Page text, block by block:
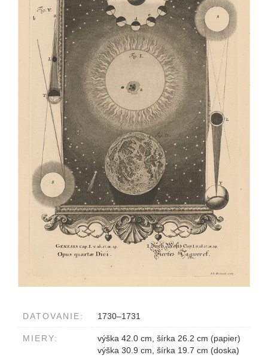
DATOVANIE: 1730–1731
MIERY:
výška 42.0 cm, šírka 26.2 cm (papier)
výška 30.9 cm, šírka 19.7 cm (doska)